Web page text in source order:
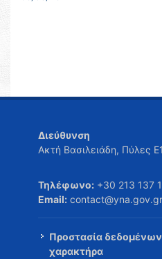
Διεύθυνση
Ακτή Βασιλειάδη, Πύλες
Τηλέφωνο: +30 213 137
Email: contact@yna.gov.gr
Προστασία
χαρακτήρα